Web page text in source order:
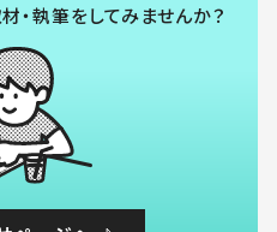
・執筆をしてみませんか？